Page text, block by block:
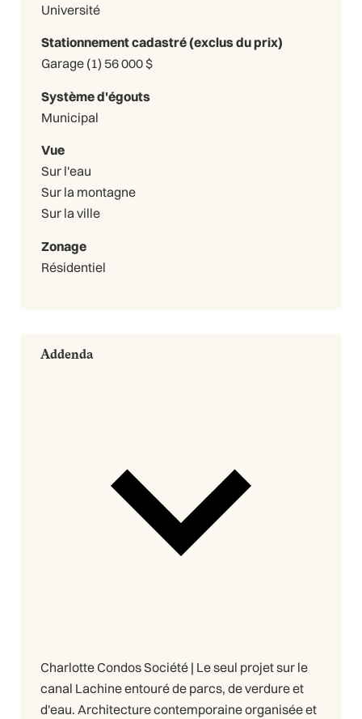
Université
Stationnement cadastré (exclus du prix)
Garage (1) 56 000 $
Système d'égouts
Municipal
Vue
Sur l'eau
Sur la montagne
Sur la ville
Zonage
Résidentiel
Addenda
Charlotte Condos Société | Le seul projet sur le
canal Lachine entouré de parcs, de verdure et
d'eau. Architecture contemporaine organisée et